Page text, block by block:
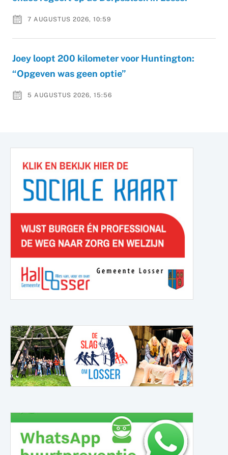
7 AUGUSTUS 2026, 10:59
Joey loopt 200 kilometer voor Huntington:
“Opgeven was geen optie”
5 AUGUSTUS 2026, 15:56